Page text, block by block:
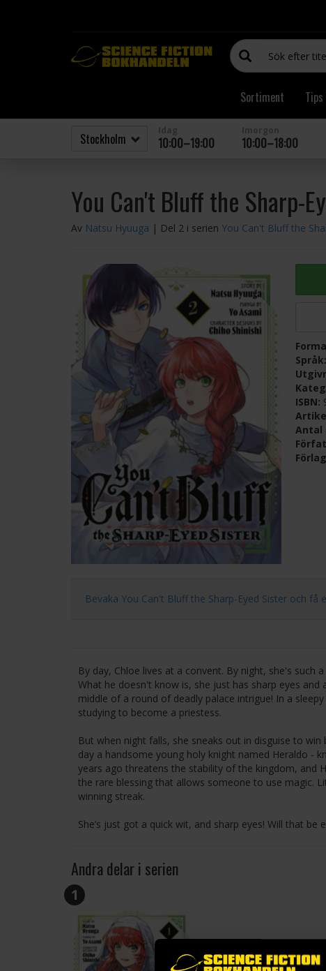
Sortiment
10:00–19:00 10:00–18:00
You Can't Bluff the Sharp-
Av Natsu Hyuuga | Del 2 i serien You Can't Bluff the
Språk:
ISBN:
Antal
Bevaka You Can't Bluff the Sharp-Eyed Sister och
By day, Chloe lives at a convent. By night, she's such
What he doesn't know is, she just has sharp eyes
middle of a round of deadly palace intrigue! In a
studying to become a priestess.
But when night falls, she sneaks out in disguise to
day a handsome young holy knight named Heraldo -
years ago threatens the stability of the kingdom, and
the rare blessing that allows someone to use magic.
winning streak.
She’s just got a quick wit, and sharp eyes! Will that
Andra delar i serien
1